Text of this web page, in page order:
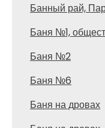
Банный рай,
Баня №1,
Баня №2
Баня №6
Баня на дровах